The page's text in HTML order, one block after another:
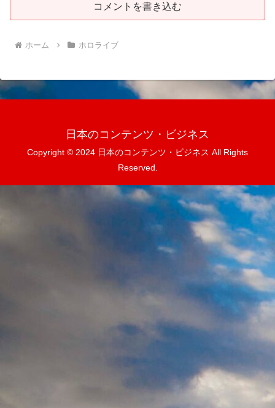
コメントを書き込む
ホーム ホロライブ
日本のコンテンツ・ビジネス
Copyright © 2024 日本のコンテンツ・ビジネス All Rights
Reserved.